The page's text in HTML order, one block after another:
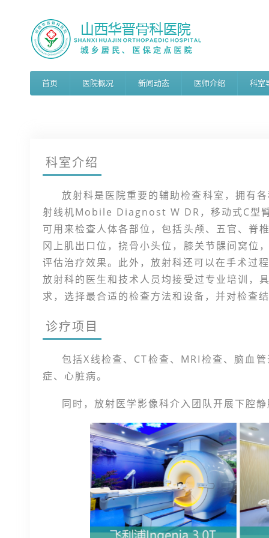
首页 医院概况 新闻动态 医师介绍 科室
科室介绍
放射科是医院重要的辅助检查科室，拥有
射线机Mobile Diagnost W DR，移动式C型
可用来检查人体各部位，包括头颅、五官、脊
冈上肌出口位，挠骨小头位，膝关节髁间窝位
评估治疗效果。此外，放射科还可以在手术过
放射科的医生和技术人员均接受过专业培训，
求，选择最合适的检查方法和设备，并对检查
诊疗项目
包括X线检查、CT检查、MRI检查、脑血
症、心脏病。
同时，放射医学影像科介入团队开展下腔